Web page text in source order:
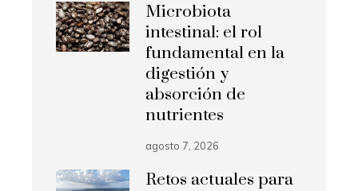
Microbiota
intestinal: el rol
fundamental en la
digestión y
absorción de
nutrientes
agosto 7, 2026
Retos actuales para